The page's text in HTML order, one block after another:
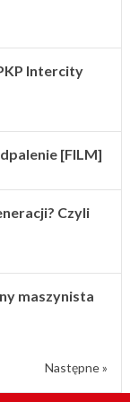
Intercity
[FILM]
Czyli
maszynista
Następne »